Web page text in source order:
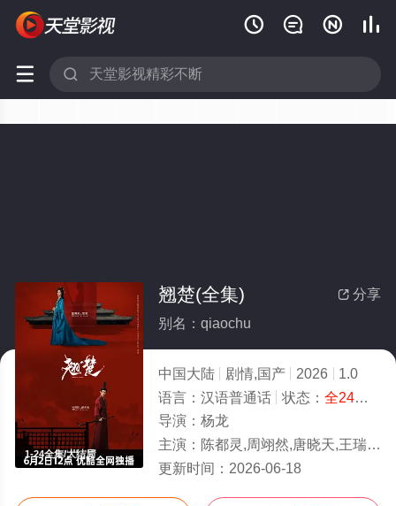
   
 
1-24全集/大结局
 分享
翘楚(全集)
别名：qiaochu
中国大陆 剧情,国产 2026
1.0
语言： 汉语普通话 状态： 全24集
导演： 杨龙
主演： 陈都灵,周翊然,唐晓天,王瑞昌,吴施乐,高茂桐,蒋恺
更新时间： 2026-06-18